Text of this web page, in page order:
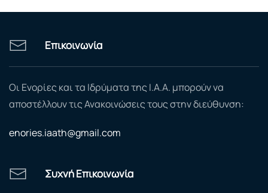
Επικοινωνία
Οι Ενορίες και τα Ιδρύματα της Ι.Α.Α. μπορούν να
αποστέλλουν τις Ανακοινώσεις τους στην διεύθυνση:
enories.iaath@gmail.com
Συχνή Επικοινωνία